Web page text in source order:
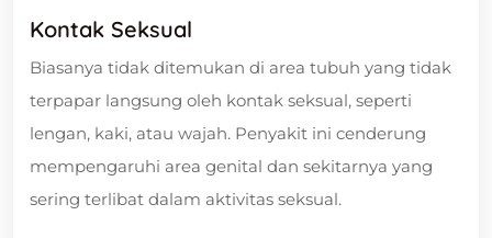
Kontak Seksual
Biasanya tidak ditemukan di area tubuh yang tidak
terpapar langsung oleh kontak seksual, seperti
lengan, kaki, atau wajah. Penyakit ini cenderung
mempengaruhi area genital dan sekitarnya yang
sering terlibat dalam aktivitas seksual.